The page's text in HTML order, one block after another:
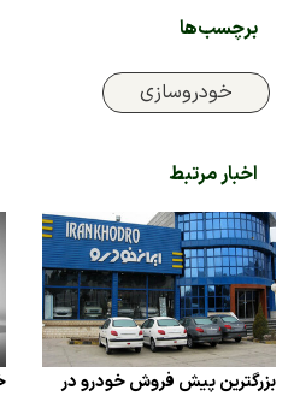
برچسب‌ها
خودروسازی
اخبار مرتبط
بزرگترین پیش فروش خودرو در